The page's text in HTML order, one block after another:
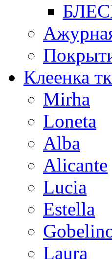
Клеенка
Mirha
Loneta
Alba
Alicante
Lucia
Estella
Laura